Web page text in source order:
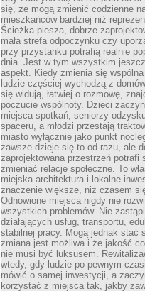
się, że mogą zmienić codzienne
mieszkańców bardziej niż
Ścieżka piesza, dobrze
mała strefa odpoczynku czy
przy przystanku potrafią realnie
dnia. Jest w tym wszystkim
aspekt. Kiedy zmienia się
ludzie częściej wychodzą z
się widują, łatwiej o rozmowę,
poczucie wspólnoty. Dzieci
miejsca spotkań, seniorzy
spaceru, a młodzi przestają
miasto wyłącznie jako punkt
zawsze dzieje się to od razu, ale
zaprojektowana przestrzeń potrafi
zmieniać relacje społeczne. To
miejska architektura i lokalne
znaczenie większe, niż czasem
Odnowione miejsca nigdy nie
wszystkich problemów. Nie
działających usług, transportu,
stabilnej pracy. Mogą jednak stać
zmiana jest możliwa i że jakość
nie musi być luksusem.
wtedy, gdy ludzie po pewnym
mówić o samej inwestycji, a
korzystać z miejsca tak, jakby